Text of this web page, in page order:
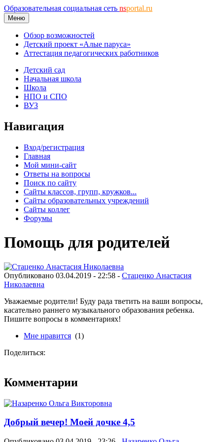
Образовательная социальная сеть nsportal.ru
Меню
Обзор возможностей
Детский проект «Алые паруса»
Аттестация педагогических работников
Детский сад
Начальная школа
Школа
НПО и СПО
ВУЗ
Навигация
Вход/регистрация
Главная
Мой мини-сайт
Ответы на вопросы
Поиск по сайту
Сайты классов, групп, кружков...
Сайты образовательных учреждений
Сайты коллег
Форумы
Помощь для родителей
Опубликовано 03.04.2019 - 22:58 - Стаценко Анастасия
Николаевна
Уважаемые родители! Буду рада тветить на ваши вопросы,
касательно раннего музыкального образования ребенка.
Пишите вопросы в комментариях!
Мне нравится (1)
Поделиться:
Комментарии
Добрый вечер! Моей дочке 4,5